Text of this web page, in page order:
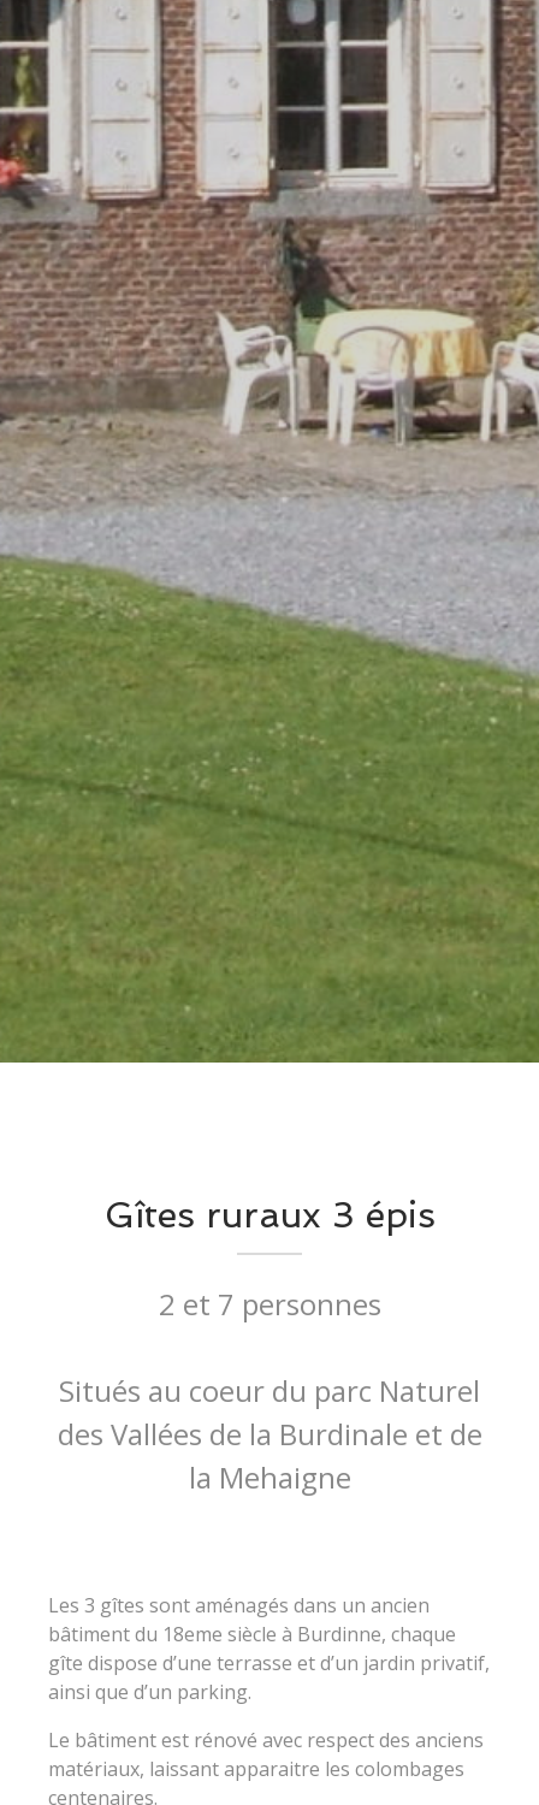
Gîtes ruraux 3 épis
2 et 7 personnes
Situés au coeur du parc Naturel
des Vallées de la Burdinale et de
la Mehaigne
Les 3 gîtes sont aménagés dans un ancien
bâtiment du 18eme siècle à Burdinne, chaque
gîte dispose d’une terrasse et d’un jardin privatif,
ainsi que d’un parking.
Le bâtiment est rénové avec respect des anciens
matériaux, laissant apparaitre les colombages
centenaires.